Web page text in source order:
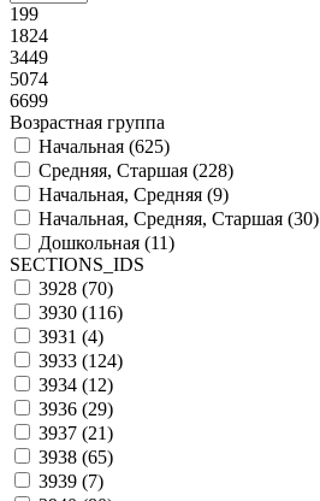
199
1824
3449
5074
6699
Возрастная группа
Начальная (625)
Средняя, Старшая (228)
Начальная, Средняя (9)
Начальная, Средняя, Старшая (30)
Дошкольная (11)
SECTIONS_IDS
3928 (70)
3930 (116)
3931 (4)
3933 (124)
3934 (12)
3936 (29)
3937 (21)
3938 (65)
3939 (7)